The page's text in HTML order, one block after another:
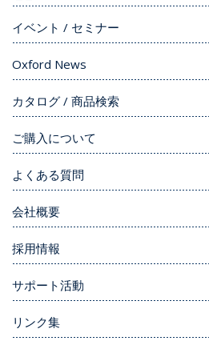
イベント / セミナー
Oxford News
カタログ / 商品検索
ご購入について
よくある質問
会社概要
採用情報
サポート活動
リンク集